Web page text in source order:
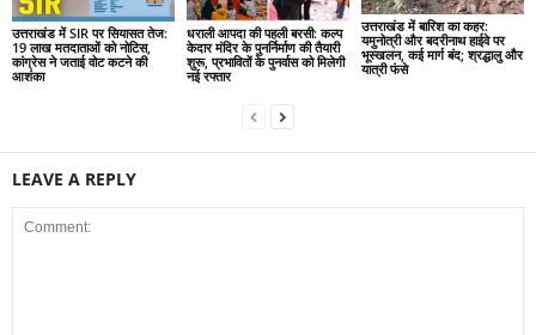
उत्तराखंड में SIR पर सियासत तेज:
19 लाख मतदाताओं को नोटिस,
कांग्रेस ने जताई वोट कटने की
आशंका
धराली आपदा की पहली बरसी: कल्प
केदार मंदिर के पुनर्निर्माण की तैयारी
शुरू, प्रभावितों के पुनर्वास को मिलेगी
नई रफ्तार
उत्तराखंड में बारिश का कहर:
यमुनोत्री और बदरीनाथ हाईवे पर
भूस्खलन, कई मार्ग बंद; श्रद्धालु और
यात्री फंसे
LEAVE A REPLY